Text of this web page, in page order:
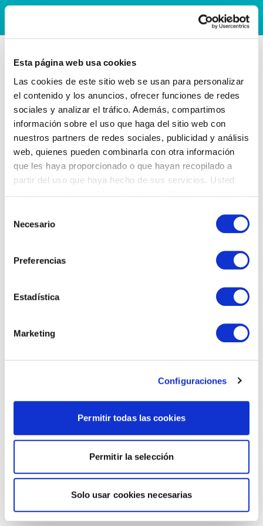
Esta página web usa cookies
Las cookies de este sitio web se usan para personalizar
el contenido y los anuncios, ofrecer funciones de redes
sociales y analizar el tráfico. Además, compartimos
información sobre el uso que haga del sitio web con
nuestros partners de redes sociales, publicidad y análisis
web, quienes pueden combinarla con otra información
que les haya proporcionado o que hayan recopilado a
partir del uso que haya hecho de sus servicios. Usted
Necesario
Preferencias
Estadística
Marketing
Configuraciones
Permitir todas las cookies
Permitir la selección
Solo usar cookies necesarias